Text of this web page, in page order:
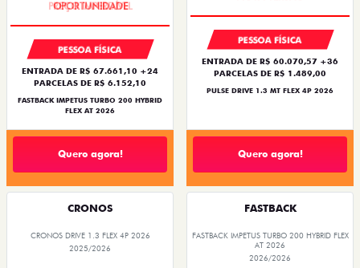
PESSOA FÍSICA
ENTRADA DE R$ 67.661,10 +24
PARCELAS DE R$ 6.152,10
FASTBACK IMPETUS TURBO 200 HYBRID
FLEX AT 2026
Quero agora!
PESSOA FÍSICA
ENTRADA DE R$ 60.070,57 +36
PARCELAS DE R$ 1.489,00
PULSE DRIVE 1.3 MT FLEX 4P 2026
Quero agora!
CRONOS
CRONOS DRIVE 1.3 FLEX 4P 2026
2025/2026
FASTBACK
FASTBACK IMPETUS TURBO 200 HYBRID FLEX
AT 2026
2026/2026